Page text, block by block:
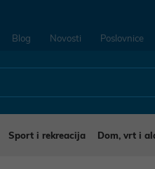
Blog Novosti Poslovnice
Sport i rekreacija Dom, vrt i